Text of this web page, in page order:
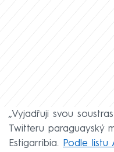
„Vyjadřuji svou
Twitteru paraguayský
Estigarribia. Podle listu